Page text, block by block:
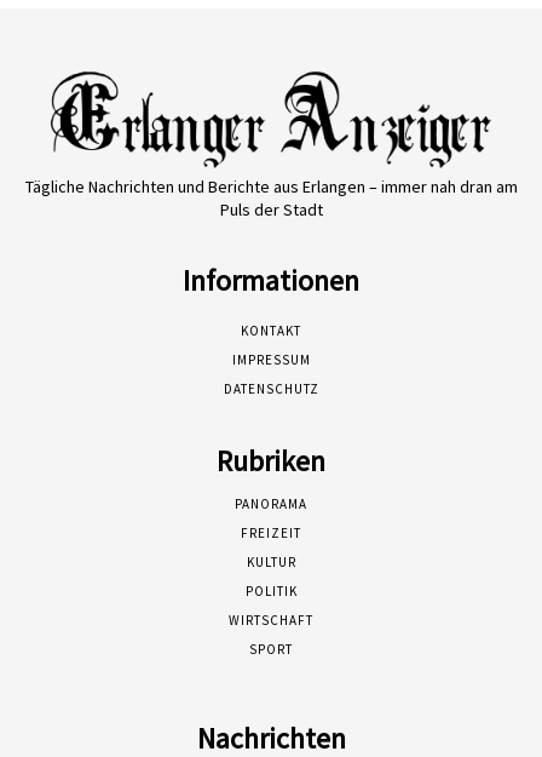
Tägliche Nachrichten und Berichte aus Erlangen – immer nah dran am
Puls der Stadt
Informationen
KONTAKT
IMPRESSUM
DATENSCHUTZ
Rubriken
PANORAMA
FREIZEIT
KULTUR
POLITIK
WIRTSCHAFT
SPORT
Nachrichten